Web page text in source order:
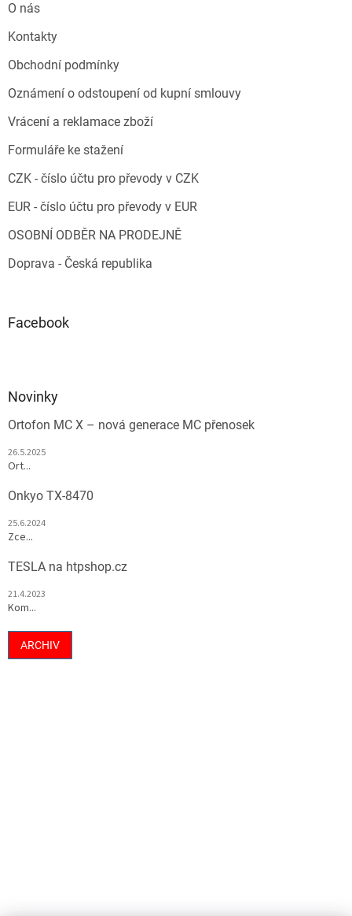
O nás
Kontakty
Obchodní podmínky
Oznámení o odstoupení od kupní smlouvy
Vrácení a reklamace zboží
Formuláře ke stažení
CZK - číslo účtu pro převody v CZK
EUR - číslo účtu pro převody v EUR
OSOBNÍ ODBĚR NA PRODEJNĚ
Doprava - Česká republika
Facebook
Novinky
Ortofon MC X – nová generace MC přenosek
26.5.2025
Ort...
Onkyo TX-8470
25.6.2024
Zce...
TESLA na htpshop.cz
21.4.2023
Kom...
ARCHIV